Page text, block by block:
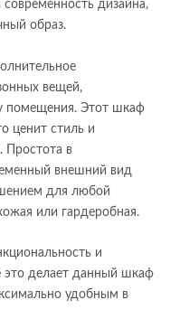
дизайна,
образ.
вещей,
помещения. Этот шкаф
ценит стиль и
Простота в
внешний вид
для любой
или гардеробная.
и
это делает данный шкаф
удобным в